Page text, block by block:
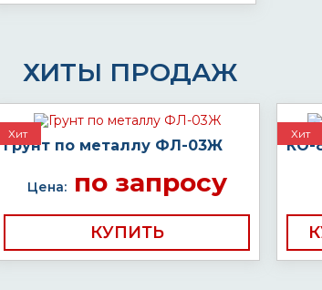
ХИТЫ ПРОДАЖ
Хит
Грунт по металлу ФЛ-03Ж
Цена:по запросу
КУПИТЬ
Хит
КО-